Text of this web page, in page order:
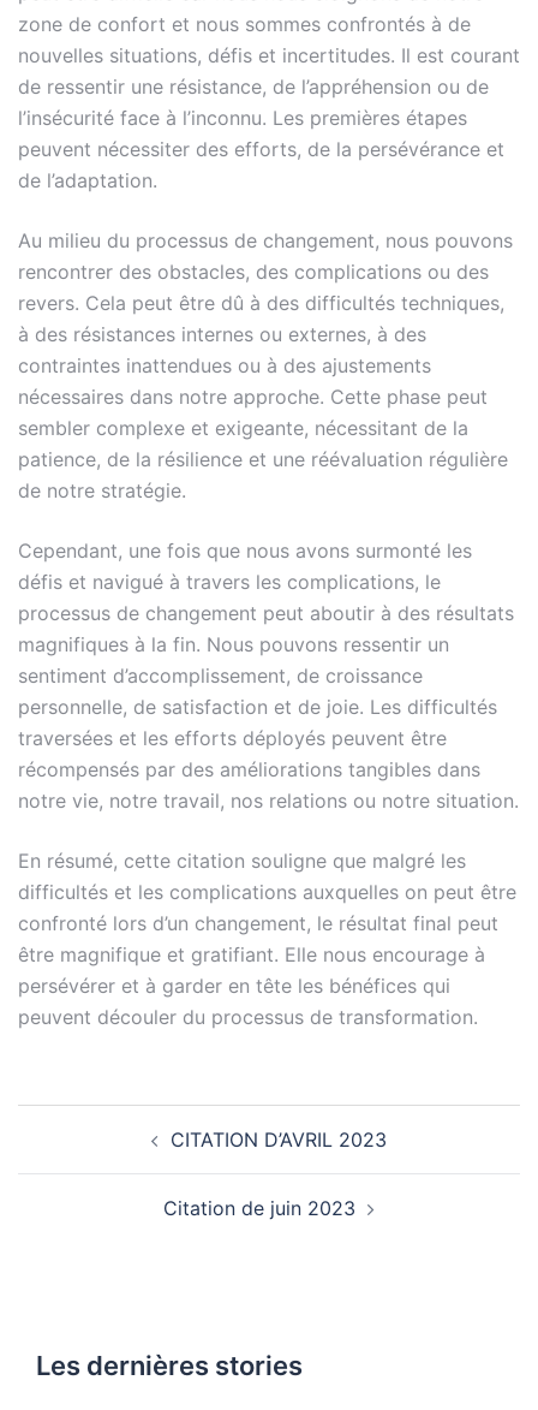
zone de confort et nous sommes confrontés à de
nouvelles situations, défis et incertitudes. Il est courant
de ressentir une résistance, de l’appréhension ou de
l’insécurité face à l’inconnu. Les premières étapes
peuvent nécessiter des efforts, de la persévérance et
de l’adaptation.
Au milieu du processus de changement, nous pouvons
rencontrer des obstacles, des complications ou des
revers. Cela peut être dû à des difficultés techniques,
à des résistances internes ou externes, à des
contraintes inattendues ou à des ajustements
nécessaires dans notre approche. Cette phase peut
sembler complexe et exigeante, nécessitant de la
patience, de la résilience et une réévaluation régulière
de notre stratégie.
Cependant, une fois que nous avons surmonté les
défis et navigué à travers les complications, le
processus de changement peut aboutir à des résultats
magnifiques à la fin. Nous pouvons ressentir un
sentiment d’accomplissement, de croissance
personnelle, de satisfaction et de joie. Les difficultés
traversées et les efforts déployés peuvent être
récompensés par des améliorations tangibles dans
notre vie, notre travail, nos relations ou notre situation.
En résumé, cette citation souligne que malgré les
difficultés et les complications auxquelles on peut être
confronté lors d’un changement, le résultat final peut
être magnifique et gratifiant. Elle nous encourage à
persévérer et à garder en tête les bénéfices qui
peuvent découler du processus de transformation.
CITATION D’AVRIL 2023
Citation de juin 2023
Les dernières stories